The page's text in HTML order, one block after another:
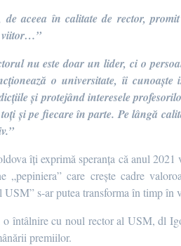
aceea în calitate de rector,
viitor…”
nu este doar un lider, ci o
o universitate, îi
și protejând interesele
și pe fiecare în parte. Pe lângă
îți exprimă speranța că anul
care crește cadre
USM” s-ar putea transforma în timp
întâlnire cu noul rector al USM, dl
premiilor.